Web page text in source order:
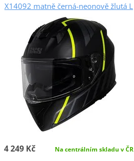
X14092 matně černá-neonově žlutá L
4 249 Kč Na centrálním skladu v ČR